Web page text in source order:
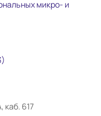
микро- и
каб. 617